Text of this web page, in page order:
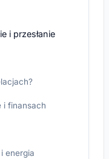
i przesłanie
i finansach
energia